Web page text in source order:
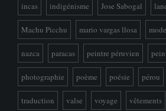
incas indigénisme Jose Sabogal
Machu Picchu mario vargas llosa mode
nazca paracas peintre péruvien
photographie poème poésie pérou
traduction valse voyage vêtements